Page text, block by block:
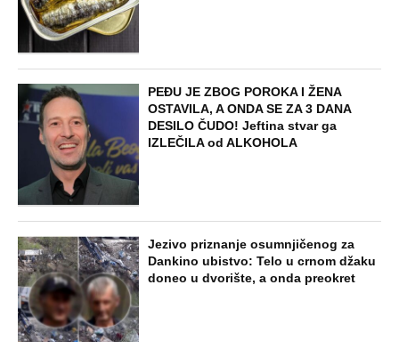
PEĐU JE ZBOG POROKA I ŽENA
OSTAVILA, A ONDA SE ZA 3 DANA
DESILO ČUDO! Jeftina stvar ga
IZLEČILA od ALKOHOLA
Jezivo priznanje osumnjičenog za
Dankino ubistvo: Telo u crnom džaku
doneo u dvorište, a onda preokret